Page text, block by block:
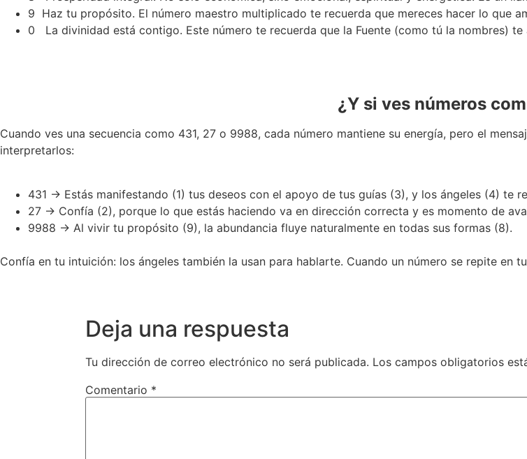
9 Haz tu propósito. El número maestro multiplicado te recuerda que mereces hacer lo que
0 La divinidad está contigo. Este número te recuerda que la Fuente (como tú la nombres) te
¿Y si ves números
Cuando ves una secuencia como 431, 27 o 9988, cada número mantiene su energía, pero el
interpretarlos:
431 → Estás manifestando (1) tus deseos con el apoyo de tus guías (3), y los ángeles (4) te
27 → Confía (2), porque lo que estás haciendo va en dirección correcta y es momento de
9988 → Al vivir tu propósito (9), la abundancia fluye naturalmente en todas sus formas (8).
Confía en tu intuición: los ángeles también la usan para hablarte. Cuando un número se repite en
Deja una respuesta
Tu dirección de correo electrónico no será publicada. Los campos obligatorios
Comentario *